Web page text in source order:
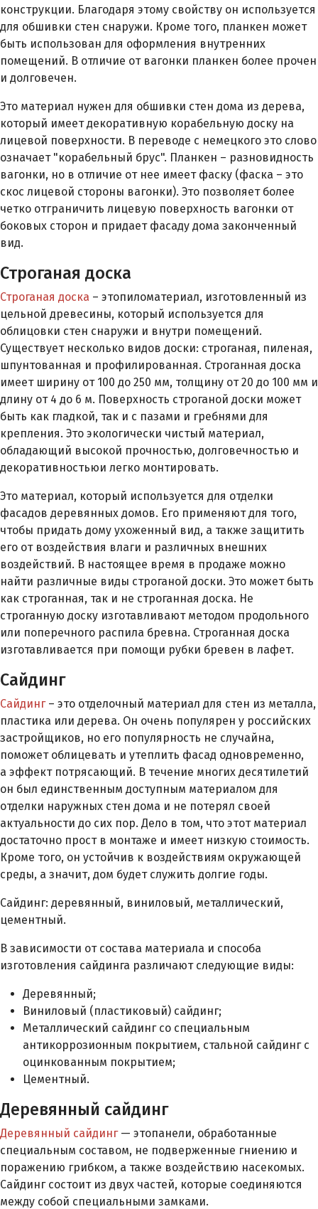
конструкции. Благодаря этому свойству он используется
для обшивки стен снаружи. Кроме того, планкен может
быть использован для оформления внутренних
помещений. В отличие от вагонки планкен более прочен
и долговечен.
Это материал нужен для обшивки стен дома из дерева,
который имеет декоративную корабельную доску на
лицевой поверхности. В переводе с немецкого это слово
означает "корабельный брус". Планкен – разновидность
вагонки, но в отличие от нее имеет фаску (фаска – это
скос лицевой стороны вагонки). Это позволяет более
четко отграничить лицевую поверхность вагонки от
боковых сторон и придает фасаду дома законченный
вид.
Строганая доска
Строганая доска – этопиломатериал, изготовленный из
цельной древесины, который используется для
облицовки стен снаружи и внутри помещений.
Существует несколько видов доски: строганая, пиленая,
шпунтованная и профилированная. Строганная доска
имеет ширину от 100 до 250 мм, толщину от 20 до 100 мм и
длину от 4 до 6 м. Поверхность строганой доски может
быть как гладкой, так и с пазами и гребнями для
крепления. Это экологически чистый материал,
обладающий высокой прочностью, долговечностью и
декоративностьюи легко монтировать.
Это материал, который используется для отделки
фасадов деревянных домов. Его применяют для того,
чтобы придать дому ухоженный вид, а также защитить
его от воздействия влаги и различных внешних
воздействий. В настоящее время в продаже можно
найти различные виды строганой доски. Это может быть
как строганная, так и не строганная доска. Не
строганную доску изготавливают методом продольного
или поперечного распила бревна. Строганная доска
изготавливается при помощи рубки бревен в лафет.
Сайдинг
Сайдинг– это отделочный материал для стен из металла,
пластика или дерева. Он очень популярен у российских
застройщиков, но его популярность не случайна,
поможет облицевать и утеплить фасад одновременно,
а эффект потрясающий. В течение многих десятилетий
он был единственным доступным материалом для
отделки наружных стен дома и не потерял своей
актуальности до сих пор. Дело в том, что этот материал
достаточно прост в монтаже и имеет низкую стоимость.
Кроме того, он устойчив к воздействиям окружающей
среды, а значит, дом будет служить долгие годы.
Сайдинг: деревянный, виниловый, металлический,
цементный.
В зависимости от состава материала и способа
изготовления сайдинга различают следующие виды:
Деревянный;
Виниловый (пластиковый) сайдинг;
Металлический сайдинг со специальным
антикоррозионным покрытием, стальной сайдинг с
оцинкованным покрытием;
Цементный.
Деревянный сайдинг
Деревянный сайдинг— этопанели, обработанные
специальным составом, не подверженные гниению и
поражению грибком, а также воздействию насекомых.
Сайдинг состоит из двух частей, которые соединяются
между собой специальными замками.